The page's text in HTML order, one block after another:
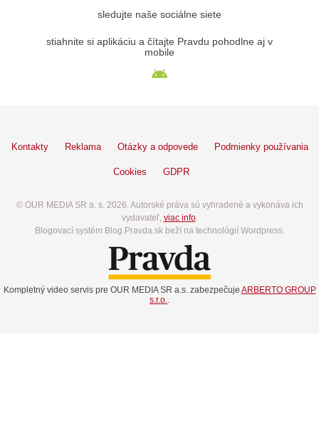
sledujte naše sociálne siete
stiahnite si aplikáciu a čítajte Pravdu pohodlne aj v
mobile
Kontakty Reklama Otázky a odpovede Podmienky používania
Cookies GDPR
© OUR MEDIA SR a. s. 2026. Autorské práva sú vyhradené a vykonáva ich
vydavateľ, viac info.
Blogovací systém Blog.Pravda.sk beží na technológií Wordpress.
Kompletný video servis pre OUR MEDIA SR a.s. zabezpečuje ARBERTO GROUP
s.r.o..